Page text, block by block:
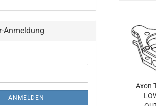
Axon
Anmeldung
ANMELDEN